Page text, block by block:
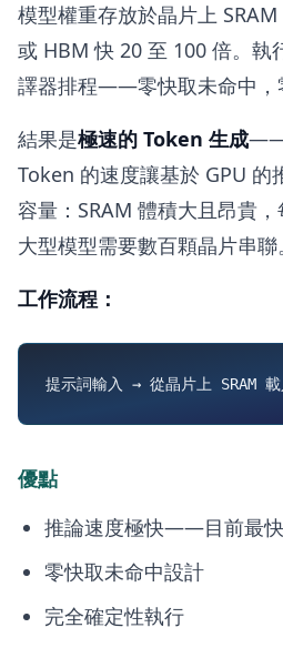
模型權重存放於晶片上
或 HBM 快 20 至 100 倍。執
譯器排程——零快取未命中，
結果是極速的 Token 生成
Token 的速度讓基於 GPU 的
容量：SRAM 體積大且昂貴，
大型模型需要數百顆晶片串聯。
工作流程：
優點
推論速度極快——目前最
零快取未命中設計
完全確定性執行